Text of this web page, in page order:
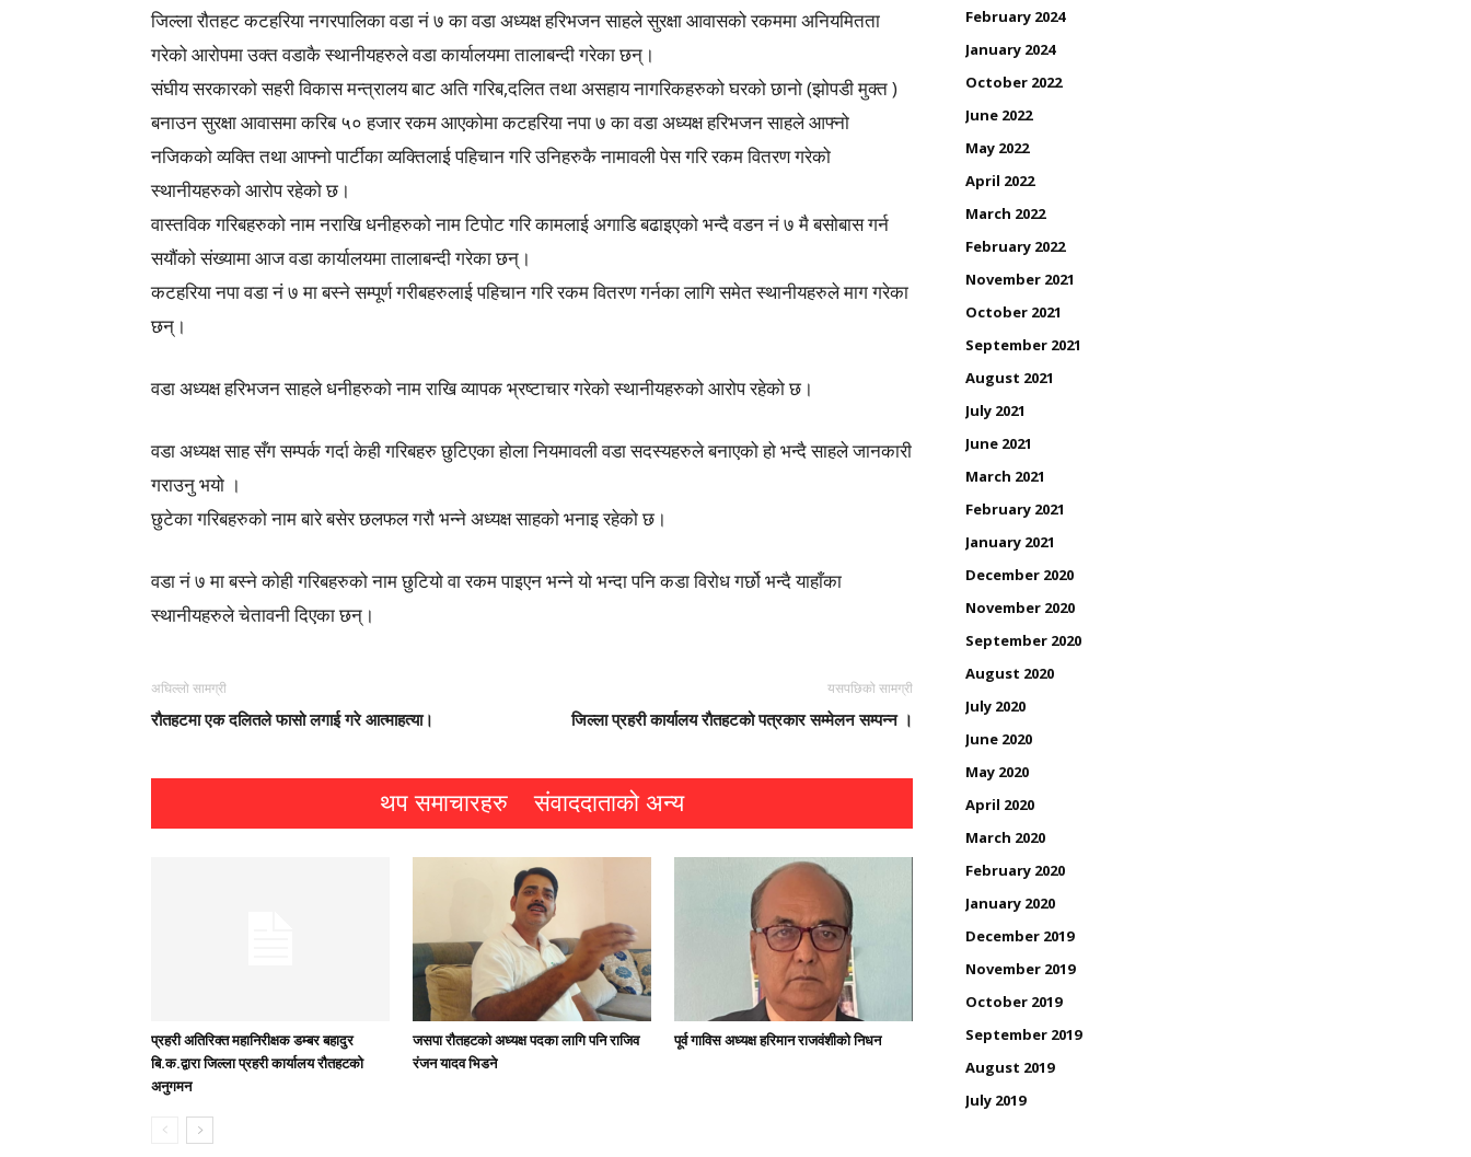
जिल्ला रौतहट कटहरिया नगरपालिका वडा नं ७ का वडा अध्यक्ष हरिभजन साहले सुरक्षा आवासको रकममा अनियमितता
गरेको आरोपमा उक्त वडाकै स्थानीयहरुले वडा कार्यालयमा तालाबन्दी गरेका छन्।
संघीय सरकारको सहरी विकास मन्त्रालय बाट अति गरिब,दलित तथा असहाय नागरिकहरुको घरको छानो (झोपडी मुक्त )
बनाउन सुरक्षा आवासमा करिब ५० हजार रकम आएकोमा कटहरिया नपा ७ का वडा अध्यक्ष हरिभजन साहले आफ्नो
नजिकको व्यक्ति तथा आफ्नो पार्टीका व्यक्तिलाई पहिचान गरि उनिहरुकै नामावली पेस गरि रकम वितरण गरेको
स्थानीयहरुको आरोप रहेको छ।
वास्तविक गरिबहरुको नाम नराखि धनीहरुको नाम टिपोट गरि कामलाई अगाडि बढाइएको भन्दै वडन नं ७ मै बसोबास गर्न
सयौंको संख्यामा आज वडा कार्यालयमा तालाबन्दी गरेका छन्।
कटहरिया नपा वडा नं ७ मा बस्ने सम्पूर्ण गरीबहरुलाई पहिचान गरि रकम वितरण गर्नका लागि समेत स्थानीयहरुले माग गरेका
छन्।
वडा अध्यक्ष हरिभजन साहले धनीहरुको नाम राखि व्यापक भ्रष्टाचार गरेको स्थानीयहरुको आरोप रहेको छ।
वडा अध्यक्ष साह सँग सम्पर्क गर्दा केही गरिबहरु छुटिएका होला नियमावली वडा सदस्यहरुले बनाएको हो भन्दै साहले जानकारी
गराउनु भयो ।
छुटेका गरिबहरुको नाम बारे बसेर छलफल गरौ भन्ने अध्यक्ष साहको भनाइ रहेको छ।
वडा नं ७ मा बस्ने कोही गरिबहरुको नाम छुटियो वा रकम पाइएन भन्ने यो भन्दा पनि कडा विरोध गर्छो भन्दै याहाँका
स्थानीयहरुले चेतावनी दिएका छन्।
अघिल्लो सामग्री
रौतहटमा एक दलितले फासो लगाई गरे आत्माहत्या।
यसपछिको सामग्री
जिल्ला प्रहरी कार्यालय राैतहटको पत्रकार सम्मेलन सम्पन्न ।
थप समाचारहरु संवाददाताको अन्य
प्रहरी अतिरिक्त महानिरीक्षक डम्बर बहादुर
बि.क.द्वारा जिल्ला प्रहरी कार्यालय रौतहटको
अनुगमन
जसपा राैतहटको अध्यक्ष पदका लागि पनि राजिव
रंजन यादव भिडने
पूर्व गाविस अध्यक्ष हरिमान राजवंशीको निधन
February 2024
January 2024
October 2022
June 2022
May 2022
April 2022
March 2022
February 2022
November 2021
October 2021
September 2021
August 2021
July 2021
June 2021
March 2021
February 2021
January 2021
December 2020
November 2020
September 2020
August 2020
July 2020
June 2020
May 2020
April 2020
March 2020
February 2020
January 2020
December 2019
November 2019
October 2019
September 2019
August 2019
July 2019